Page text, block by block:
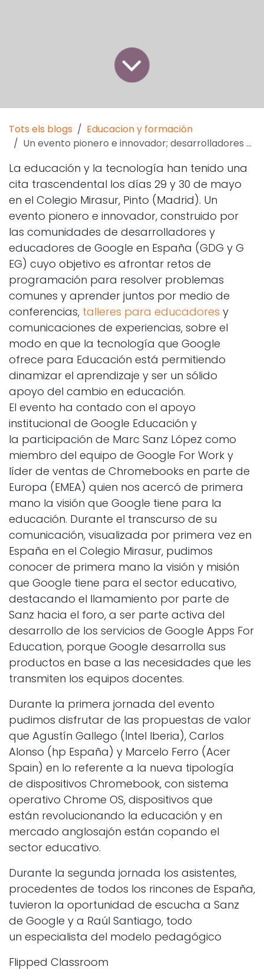
Tots els blogs
Educacion y formación
Un evento pionero e innovador; desarrolladores y educadores de Google en España
La educación y la tecnología han tenido una
cita trascendental los días 29 y 30 de mayo
en el Colegio Mirasur, Pinto (Madrid). Un
evento pionero e innovador, construido por
las comunidades de desarrolladores y
educadores de Google en España (G​DG y G​
EG)​ cuyo objetivo es afrontar retos de
programación para resolver problemas
comunes y aprender juntos por medio de
conferencias, talleres para educadores y
comunicaciones de experiencias, sobre el
modo en que la tecnología que Google
ofrece para Educación está permitiendo
dinamizar el aprendizaje y ser un sólido
apoyo del cambio en educación.
El evento ha contado con el apoyo
institucional de G​oogle Educación y
la participación de Marc Sanz López como
miembro del equipo de Google For Work y
líder de ventas de Chromebooks en parte de
Europa (EMEA) quien nos acercó de primera
mano la visión que Google tiene para la
educación. Durante el transcurso de su
comunicación, visualizada por primera vez en
España en el Colegio Mirasur, pudimos
conocer de primera mano la visión y misión
que Google tiene para el sector educativo,
destacando el llamamiento por parte de
Sanz hacia el foro, a ser parte activa del
desarrollo de los servicios de Google Apps For
Education, porque Google desarrolla sus
productos en base a las necesidades que les
transmiten los equipos docentes.
Durante la primera jornada del evento
pudimos disfrutar de las propuestas de valor
que Agustín Gallego (Intel Iberia), Carlos
Alonso (hp España) y Marcelo Ferro (Acer
Spain) en lo referente a la nueva tipología
de dispositivos Chromebook, con sistema
operativo Chrome OS, dispositivos que
están revolucionando la educación y en
mercado anglosajón están copando el
sector educativo.
Durante la segunda jornada los asistentes,
procedentes de todos los rincones de España,
tuvieron la oportunidad de escucha a Sanz
de Google y a Raúl Santiago, todo
un especialista del modelo pedagógico
Flipped Classroom